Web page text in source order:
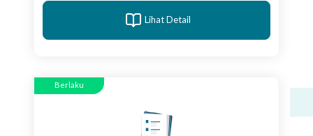
Lihat Detail
Berlaku